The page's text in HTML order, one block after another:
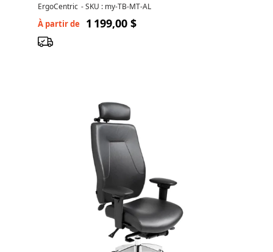
ErgoCentric -SKU : my-TB-MT-AL
À partir de 1 199,00 $